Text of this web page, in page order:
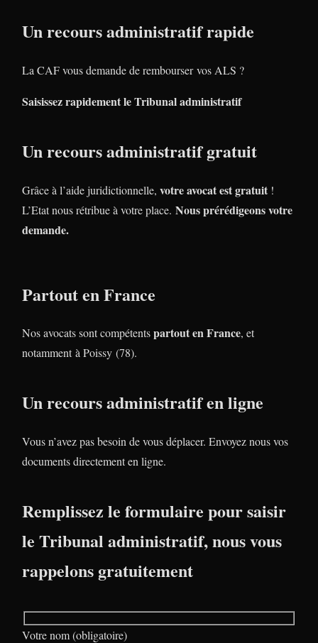
Un recours administratif rapide
La CAF vous demande de rembourser vos ALS ?
Saisissez rapidement le Tribunal administratif
Un recours administratif gratuit
Grâce à l’aide juridictionnelle, votre avocat est gratuit !
L’Etat nous rétribue à votre place. Nous prérédigeons votre
demande.
Partout en France
Nos avocats sont compétentspartout en France, et
notamment à Poissy (78).
Un recours administratif en ligne
Vous n’avez pas besoin de vous déplacer. Envoyez nous vos
documents directement en ligne.
Remplissez le formulaire pour saisir
le Tribunal administratif, nous vous
rappelons gratuitement
Votre nom (obligatoire)